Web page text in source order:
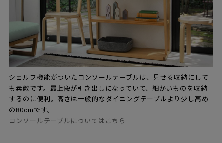
シェルフ機能がついたコンソールテーブルは、見せる収納にして
も素敵です。最上段が引き出しになっていて、細かいものを収納
するのに便利。高さは一般的なダイニングテーブルより少し高め
の80cmです。
コンソールテーブルについてはこちら